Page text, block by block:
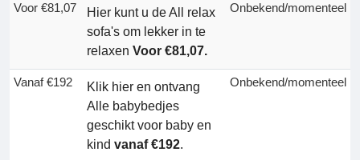
Voor €81,07
Hier kunt u de All relax
sofa's om lekker in te
relaxen Voor €81,07.
Onbekend/momenteel
Vanaf €192
Klik hier en ontvang
Alle babybedjes
geschikt voor baby en
kind vanaf €192.
Onbekend/momenteel